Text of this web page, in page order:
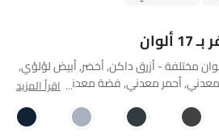
هايلاندر متوفر بـ 17 ألوان مختلفة - أزرق داكن, أخضر, أبيض لؤلؤي,
أحمر معدني, فضة معدنية, رمادي
اقرأ المزيد